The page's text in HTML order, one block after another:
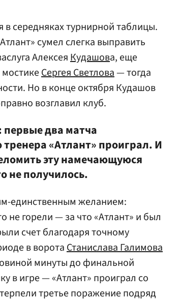
середняках турнирной таблицы.
сумел слегка выправить
АлексеяКудашова, еще
Сергея Светлова— тогда
Но в конце октября Кудашов
возглавил клуб.
первые два матча
«Атлант» проиграл. И
эту намечающуюся
не получилось.
единственным желанием:
не горели — за что «Атлант» и был
счет благодаря точному
в воротаСтанислава Галимова
минуты до финальной
в игре — «Атлант» проиграл со
третье поражение подряд